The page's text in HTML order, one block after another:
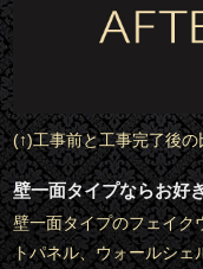
(↑)工事前と工事完了後
壁一面タイプならお好
壁一面タイプのフェイク
トパネル、ウォールシェ